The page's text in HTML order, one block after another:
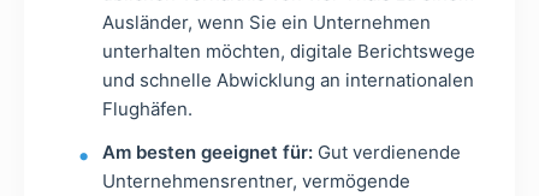
Ausländer, wenn Sie ein Unternehmen
unterhalten möchten, digitale Berichtswege
und schnelle Abwicklung an internationalen
Flughäfen.
Am besten geeignet für: Gut verdienende
Unternehmensrentner, vermögende